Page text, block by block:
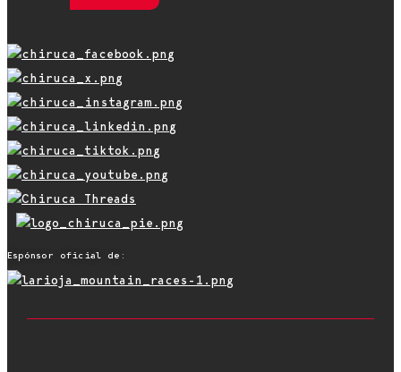
Espónsor oficial de: